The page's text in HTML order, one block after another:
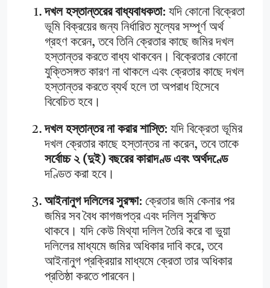
দখল হস্তান্তরের বাধ্যবাধকতা: যদি কোনো বিক্রেতা
ভূমি বিক্রয়ের জন্য নির্ধারিত মূল্যের সম্পূর্ণ অর্থ
গ্রহণ করেন, তবে তিনি ক্রেতার কাছে জমির দখল
হস্তান্তর করতে বাধ্য থাকবেন। বিক্রেতার কোনো
যুক্তিসঙ্গত কারণ না থাকলে এবং ক্রেতার কাছে দখল
হস্তান্তর করতে ব্যর্থ হলে তা অপরাধ হিসেবে
বিবেচিত হবে।
দখল হস্তান্তর না করার শাস্তি: যদি বিক্রেতা ভূমির
দখল ক্রেতার কাছে হস্তান্তর না করেন, তবে তাকে
সর্বোচ্চ ২ (দুই) বছরের কারাদণ্ড এবং অর্থদণ্ডে
দণ্ডিত করা হবে।
আইনানুগ দলিলের সুরক্ষা: ক্রেতার জমি কেনার পর
জমির সব বৈধ কাগজপত্র এবং দলিল সুরক্ষিত
থাকবে। যদি কেউ মিথ্যা দলিল তৈরি করে বা ভুয়া
দলিলের মাধ্যমে জমির অধিকার দাবি করে, তবে
আইনানুগ প্রক্রিয়ার মাধ্যমে ক্রেতা তার অধিকার
প্রতিষ্ঠা করতে পারবেন।